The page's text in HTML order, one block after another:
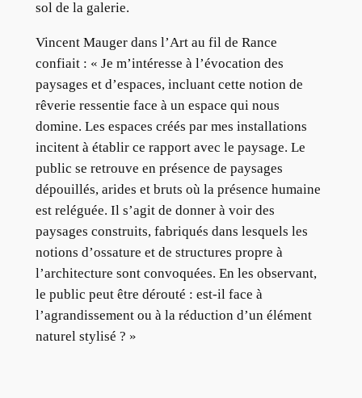
sol de la galerie.
Vincent Mauger dans l’Art au fil de Rance
confiait : « Je m’intéresse à l’évocation des
paysages et d’espaces, incluant cette notion de
rêverie ressentie face à un espace qui nous
domine. Les espaces créés par mes installations
incitent à établir ce rapport avec le paysage. Le
public se retrouve en présence de paysages
dépouillés, arides et bruts où la présence humaine
est reléguée. Il s’agit de donner à voir des
paysages construits, fabriqués dans lesquels les
notions d’ossature et de structures propre à
l’architecture sont convoquées. En les observant,
le public peut être dérouté : est-il face à
l’agrandissement ou à la réduction d’un élément
naturel stylisé ? »